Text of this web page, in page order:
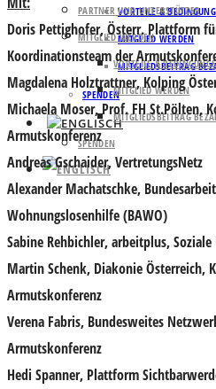
VORTEILE &
MITGLIED WERDEN
MITGLIEDSBEITRAG
SPENDEN
PARTNER UND UNTERSTÜTZER
MITGLIED WERDEN
VORTEILE &
MITGLIED WERDEN
MITGLIEDSBEITRAG
SPENDEN
Doris Pettighofer, Österr. Plattform
Koordinationsteam der
Magdalena Holztrattner, Kolping
Michaela Moser, Prof. FH St.Pölten,
Armutskonferenz
Andreas Gschaider, VertretungsNetz
Alexander Machatschke,
Wohnungslosenhilfe (BAWO)
Sabine Rehbichler, arbeitplus,
Martin Schenk, Diakonie Österreich,
Armutskonferenz
Verena Fabris, Bundesweites
Armutskonferenz
Hedi Spanner, Plattform